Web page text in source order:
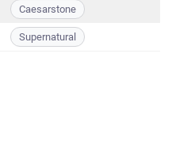
Caesarstone
Supernatural